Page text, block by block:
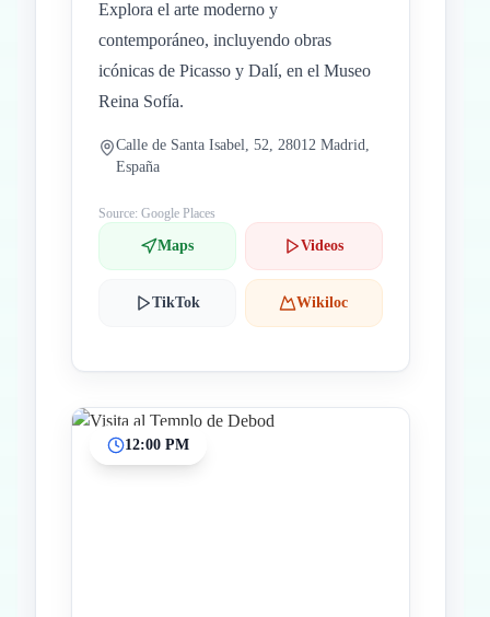
Explora el arte moderno y
contemporáneo, incluyendo obras
icónicas de Picasso y Dalí, en el Museo
Reina Sofía.
Calle de Santa Isabel, 52, 28012 Madrid,
España
Source: Google Places
Maps Videos
TikTok Wikiloc
12:00 PM